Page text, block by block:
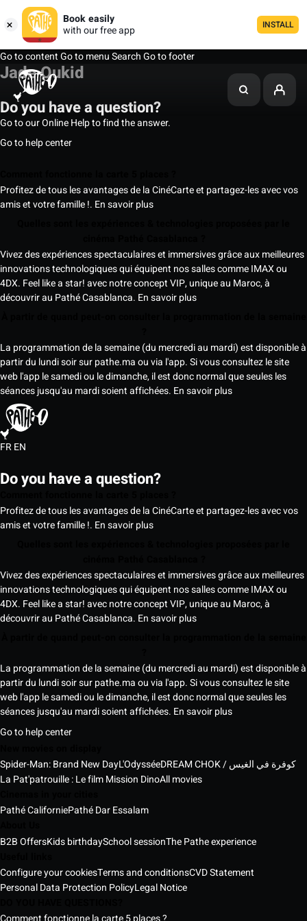
Book easily
with our free app
INSTALL
Go to contentGo to menuSearchGo to footer
Jade Oukid
Do you have a question?
Go to our Online Help to find the answer.
Go to help center
Profitez de tous les avantages de la CinéCarte et partagez-les avec vos
amis et votre famille !. En savoir plus
Vivez des expériences spectaculaires et immersives grâce aux meilleures
innovations technologiques qui équipent nos salles comme IMAX ou
4DX. Feel like a star! avec notre concept VIP, unique au Maroc, à
découvrir au Pathé Casablanca. En savoir plus
La programmation de la semaine (du mercredi au mardi) est disponible à
partir du lundi soir sur pathe.ma ou via l'app. Si vous consultez le site
web l'app le samedi ou le dimanche, il est donc normal que seules les
séances jusqu'au mardi soient affichées. En savoir plus
FREN
Do you have a question?
Profitez de tous les avantages de la CinéCarte et partagez-les avec vos
amis et votre famille !. En savoir plus
Vivez des expériences spectaculaires et immersives grâce aux meilleures
innovations technologiques qui équipent nos salles comme IMAX ou
4DX. Feel like a star! avec notre concept VIP, unique au Maroc, à
découvrir au Pathé Casablanca. En savoir plus
La programmation de la semaine (du mercredi au mardi) est disponible à
partir du lundi soir sur pathe.ma ou via l'app. Si vous consultez le site
web l'app le samedi ou le dimanche, il est donc normal que seules les
séances jusqu'au mardi soient affichées. En savoir plus
Go to help center
Spider-Man: Brand New DayL'Odyssée
DREAM CHOK / كوفرة في الغيس
La Pat'patrouille : Le film Mission DinoAll movies
Pathé CaliforniePathé Dar Essalam
B2B OffersKids birthdaySchool sessionThe Pathe experience
Configure your cookiesTerms and conditionsCVD Statement
Personal Data Protection PolicyLegal Notice